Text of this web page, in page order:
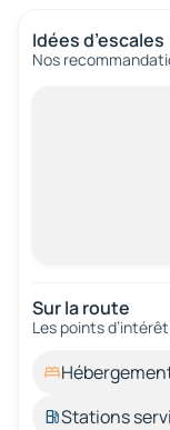
Idées d’escales
Nos
Sur la route
Les points
Stations